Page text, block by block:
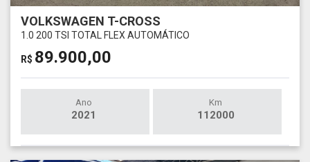
VOLKSWAGEN T-CROSS
1.0 200 TSI TOTAL FLEX AUTOMÁTICO
R$ 89.900,00
Ano
2021
Km
112000